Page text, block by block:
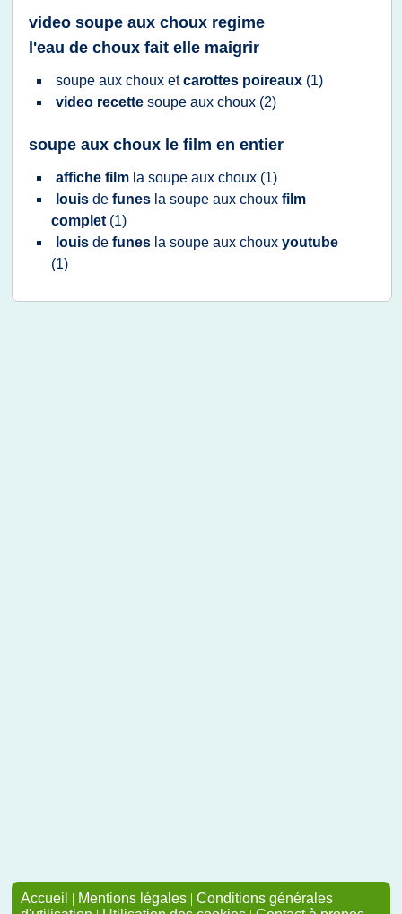
video soupe aux choux regime
l'eau de choux fait elle maigrir
soupe aux choux etcarottes poireaux (1)
video recette soupe aux choux (2)
soupe aux choux le film en entier
affiche film la soupe aux choux (1)
louis de funes la soupe aux choux film
complet (1)
louis de funes la soupe aux choux youtube
(1)
Accueil | Mentions légales | Conditions générales